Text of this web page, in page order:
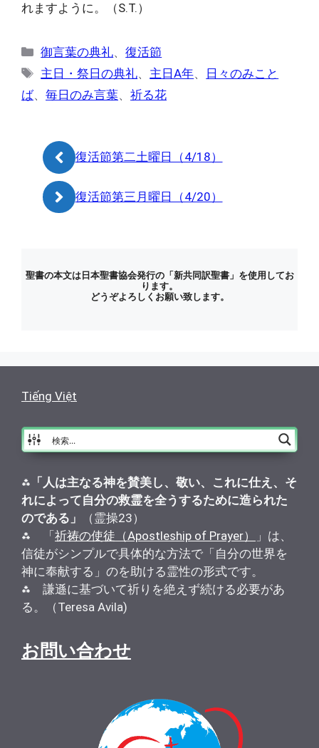
れますように。（S.T.）
カ
テ
リ
御言葉の典礼、復活節
タ
グ
主日・祭日の典礼、 主日A年、
日々のみこと
ば、 毎日のみ言葉、 祈る花
復活節第二土曜日（4/18）
復活節第三月曜日（4/20）
聖書の本文は日本聖書協会発行の「新共同訳聖書」を使用してお
ります。
どうぞよろしくお願い致します。
Tiếng Việt
⁂ 「人は主なる神を賛美し、敬い、これに仕え、そ
れによって自分の救霊を全うするために造られた
のである」
（霊操23）
⁂ 「 祈祷の使徒（Apostleship of Prayer）
」は、
信徒がシンプルで具体的な方法で「自分の世界を
神に奉献する」のを助ける霊性の形式です。
⁂ 謙遜に基づいて祈りを絶えず続ける必要があ
る。（Teresa Avila)
お問い合わせ